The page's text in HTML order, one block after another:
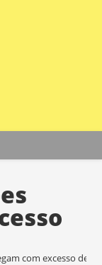
com excesso de